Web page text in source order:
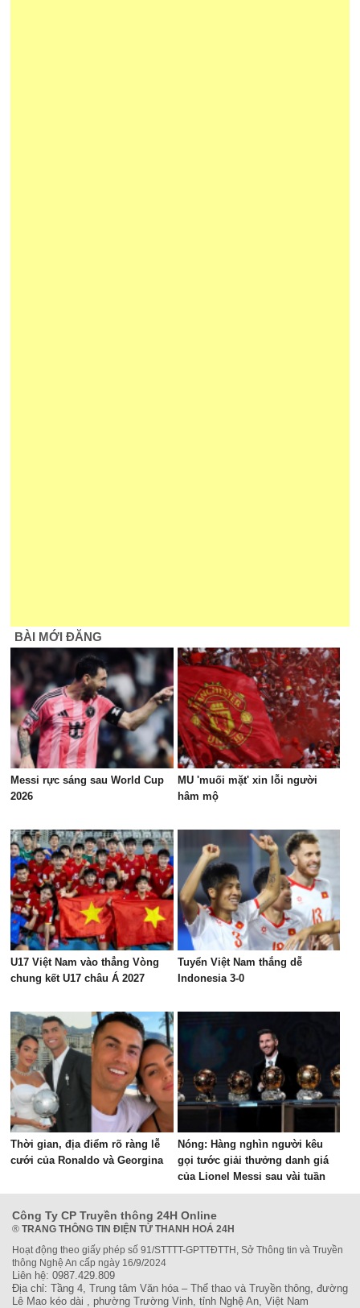
BÀI MỚI ĐĂNG
Messi rực sáng sau World Cup
2026
MU 'muối mặt' xin lỗi người
hâm mộ
U17 Việt Nam vào thẳng Vòng
chung kết U17 châu Á 2027
Tuyển Việt Nam thắng dễ
Indonesia 3-0
Thời gian, địa điểm rõ ràng lễ
cưới của Ronaldo và Georgina
Nóng: Hàng nghìn người kêu
gọi tước giải thưởng danh giá
của Lionel Messi sau vài tuần
được vinh danh?
Công Ty CP Truyền thông 24H Online
® TRANG THÔNG TIN ĐIỆN TỬ THANH HOÁ 24H
Hoạt động theo giấy phép số 91/STTTT-GPTTĐTTH, Sở Thông tin và Truyền
thông Nghệ An cấp ngày 16/9/2024
Liên hệ: 0987.429.809
Địa chỉ: Tầng 4, Trung tâm Văn hóa – Thể thao và Truyền thông, đường
Lê Mao kéo dài , phường Trường Vinh, tỉnh Nghệ An, Việt Nam